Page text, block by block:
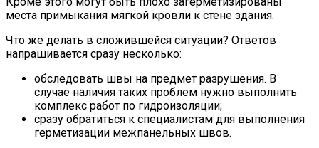
места примыкания мягкой кровли к стене здания.
Что же делать в сложившейся ситуации? Ответов
напрашивается сразу несколько:
обследовать швы на предмет разрушения. В
случае наличия таких проблем нужно выполнить
комплекс работ по гидроизоляции;
сразу обратиться к специалистам для выполнения
герметизации межпанельных швов.